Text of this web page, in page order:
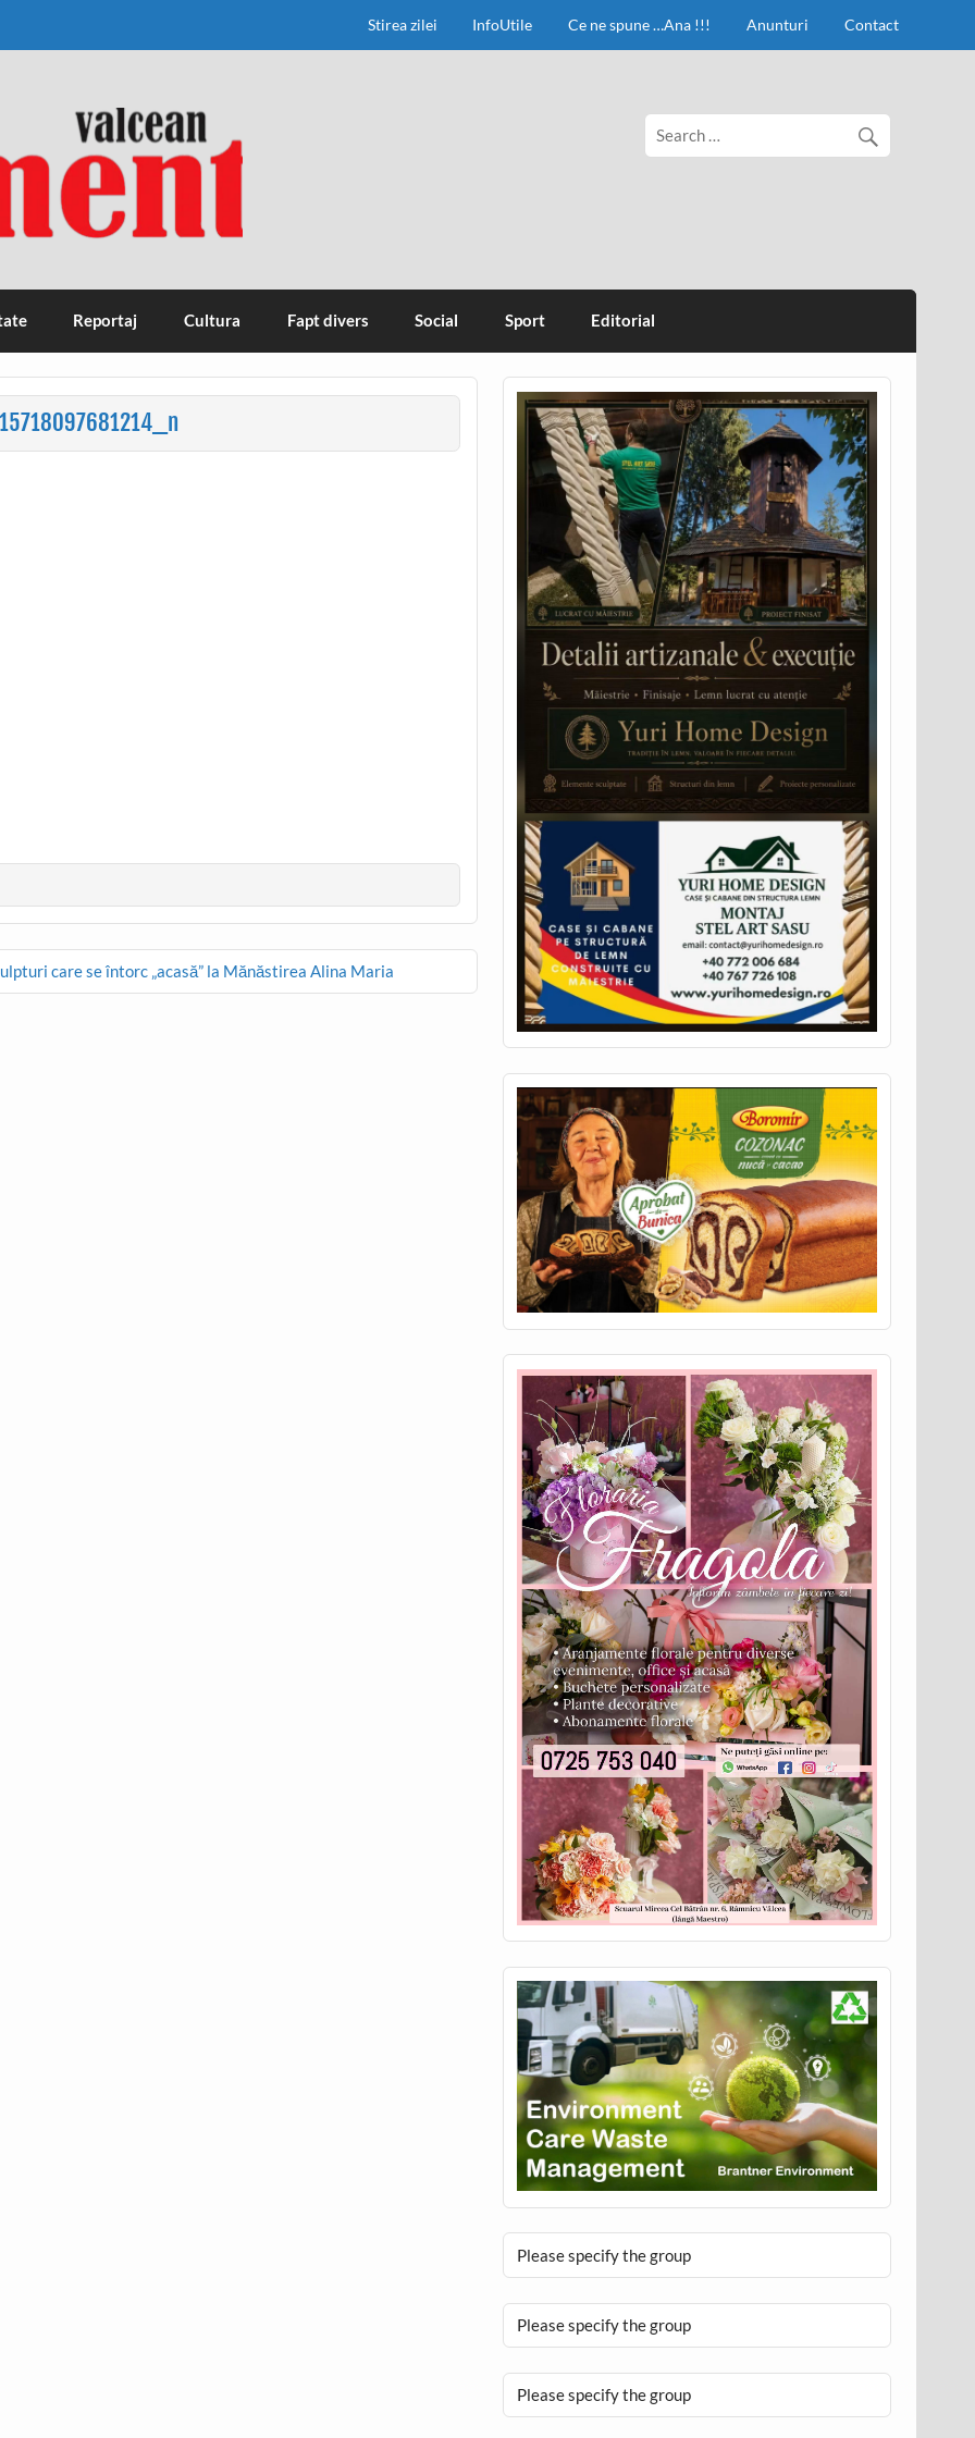
Stirea zilei InfoUtile Ce ne spune …Ana !!! Anunturi Contact
Reportaj Cultura Fapt divers Social Sport Editorial
care se întorc „acasă” la Mănăstirea Alina Maria
Please specify the group
Please specify the group
Please specify the group